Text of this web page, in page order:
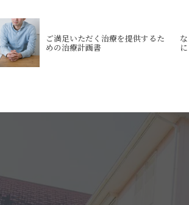
ご満足いただく治療を提供するた
めの治療計画書